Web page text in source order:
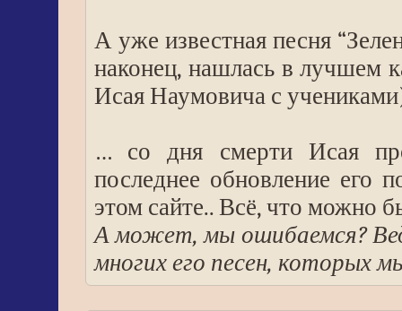
А уже известная песня
наконец, нашлась в лучшем
Исая Наумовича с
… со дня смерти Исая
последнее обновление его
этом сайте.. Всё, что можно
А может, мы ошибаемся?
многих его песен, которых